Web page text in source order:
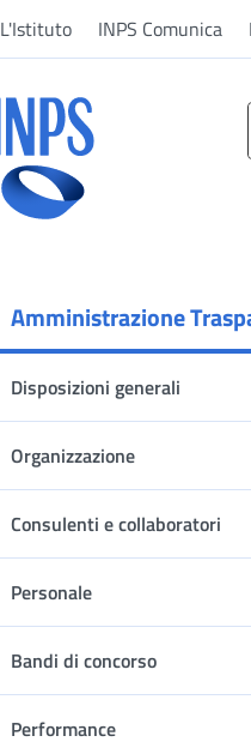
L'Istituto INPS Comunica
Amministrazione
Disposizioni generali
Apri
Organizzazione
Apri
Consulenti e collaboratori
Personale
Apri sottomenu
Bandi di concorso
Performance